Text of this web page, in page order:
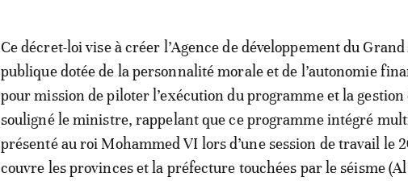
Ce décret-loi vise à créer l’Agence de développement du
publique dotée de la personnalité morale et de l’autonomie
pour mission de piloter l’exécution du programme et la gestion
souligné le ministre, rappelant que ce programme intégré
présenté au roi Mohammed VI lors d’une session de travail le
couvre les provinces et la préfecture touchées par le séisme